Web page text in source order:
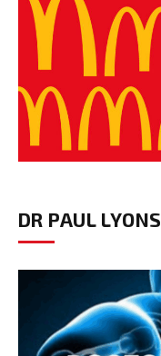
DR PAUL LYONS